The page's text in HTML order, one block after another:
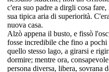
c'era suo padre a dirgli cosa
sua tipica aria di superiorità.
nuova casa.
Alzò appena il busto, e fissò
fosse incredibile che fino a
quello stesso lago, a girarsi e
dormire; mentre ora,
persona diversa, libera, sovrana